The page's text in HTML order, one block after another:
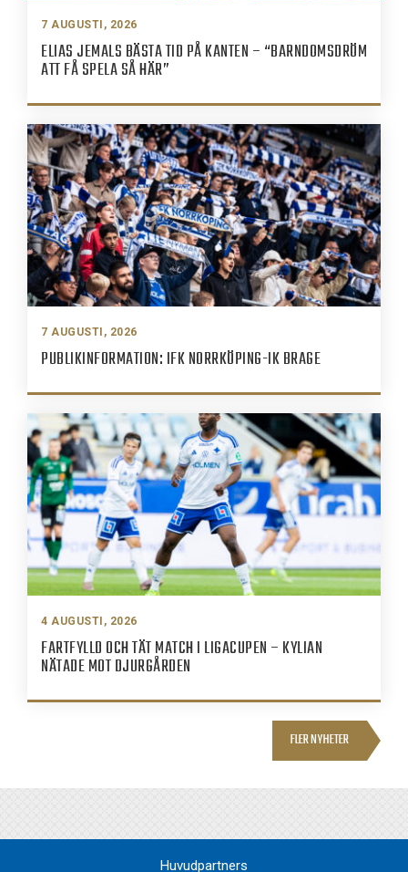
7 AUGUSTI, 2026
ELIAS JEMALS BÄSTA TID PÅ KANTEN – “BARNDOMSDRÖM
ATT FÅ SPELA SÅ HÄR”
7 AUGUSTI, 2026
PUBLIKINFORMATION: IFK NORRKÖPING-IK BRAGE
4 AUGUSTI, 2026
FARTFYLLD OCH TÄT MATCH I LIGACUPEN – KYLIAN
NÄTADE MOT DJURGÅRDEN
FLER NYHETER
Huvudpartners